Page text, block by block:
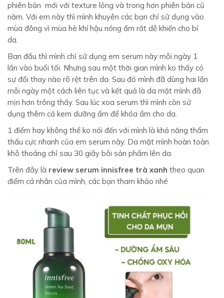
phiên bản mới với texture lỏng và trong hơn phiên bản cũ
năm. Với em này thì mình khuyên các bạn chỉ sử dụng vào
mùa đông vì mùa hè khí hậu nóng ẩm rất dễ khiến cho bí
da.
Ban đầu thì mình chỉ sử dụng em serum này mỗi ngày 1
lần vào buổi tối. Nhưng sau một thời gian mình ko thấy có
sự đổi thay nào rõ rệt trên da. Sau đó mình đã dùng hai lần
mỗi ngày một cách liên tục và kết quả là da mặt mình đã
mịn hơn trông thấy. Sau lúc xoa serum thì mình còn sử
dụng thêm cả kem dưỡng ẩm để khóa ẩm cho da.
1 điểm hay không thể ko nói đến với mình là khả năng thẩm
thấu cực nhanh của em serum này. Da mặt mình hoàn toàn
khô thoáng chỉ sau 30 giây bôi sản phẩm lên da.
Trên đây là review serum innisfree trà xanh theo quan
điểm cá nhân của mình, các bạn tham khảo nhé